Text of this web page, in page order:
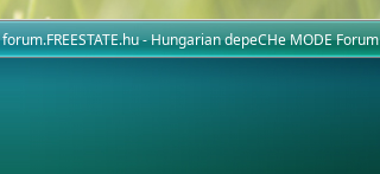
forum.FREESTATE.hu - Hungarian depeCHe MODE Forum